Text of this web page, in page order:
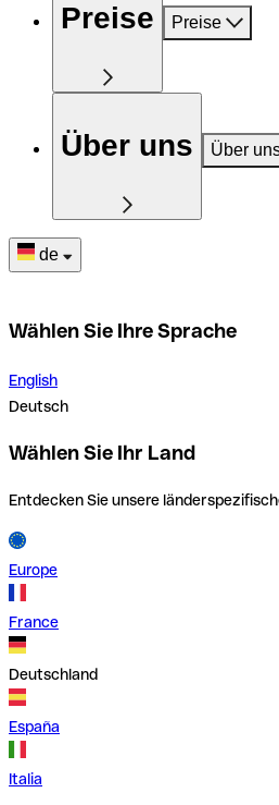
Preise Preise
Über uns Über
de
Wählen Sie Ihre Sprache
English
Deutsch
Wählen Sie Ihr Land
Entdecken Sie unsere
Europe
France
Deutschland
España
Italia